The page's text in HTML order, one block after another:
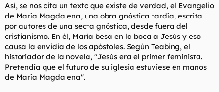
Así, se nos cita un texto que existe de verdad, el Evangelio
de María Magdalena, una obra gnóstica tardía, escrita
por autores de una secta gnóstica, desde fuera del
cristianismo. En él, María besa en la boca a Jesús y eso
causa la envidia de los apóstoles. Según Teabing, el
historiador de la novela, "Jesús era el primer feminista.
Pretendía que el futuro de su iglesia estuviese en manos
de María Magdalena".